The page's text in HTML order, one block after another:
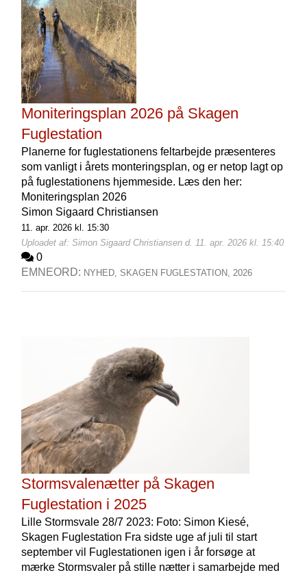
Moniteringsplan 2026 på Skagen
Fuglestation
Planerne for fuglestationens feltarbejde præsenteres
som vanligt i årets monteringsplan, og er netop lagt op
på fuglestationens hjemmeside. Læs den her:
Moniteringsplan 2026
Simon Sigaard Christiansen
11. apr. 2026 kl. 15:30
Uploadet af: Simon Sigaard Christiansen d. 11. apr. 2026 kl. 15:40
0
EMNEORD: NYHED, SKAGEN FUGLESTATION, 2026
Stormsvalenætter på Skagen
Fuglestation i 2025
Lille Stormsvale 28/7 2023: Foto: Simon Kiesé,
Skagen Fuglestation Fra sidste uge af juli til start
september vil Fuglestationen igen i år forsøge at
mærke Stormsvaler på stille nætter i samarbejde med